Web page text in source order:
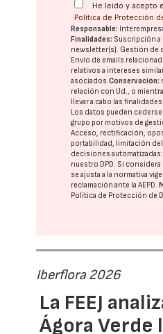
He leído y acepto
Política de Protección
Responsable:
Finalidades: Suscripción a
newsletter(s). Gestión de
Envío de emails
relativos a intereses
asociados.Conservación:
relación con Ud., o
llevar a cabo las
Los datos pueden cederse
grupo por motivos de
Acceso, rectificación,
portabilidad, limitación
decisiones automatizadas:
nuestro DPD. Si considera
se ajusta a la normativa
reclamación ante laAEPD.
Política de Protección de
Iberflora 2026
La FEEJ
Ágora Verde